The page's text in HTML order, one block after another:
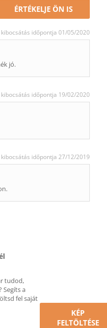
ÉRTÉKELJE ÖN IS
időpontja 01/05/2020
jó.
időpontja 19/02/2020
időpontja 27/12/2019
tudod,
Segíts a
fel saját
KÉP
FELTÖLTÉSE